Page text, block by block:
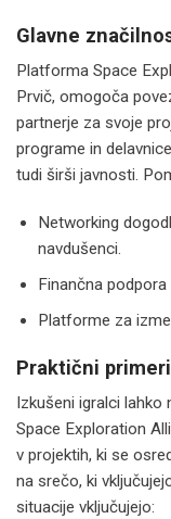
Glavne
Platforma Space
Prvič, omogoča
partnerje za svoje
programe in
tudi širši javnosti.
Networking
navdušenci.
Finančna
Platforme za
Praktični
Izkušeni igralci lahko
Space Exploration
v projektih, ki se
na srečo, ki
situacije vključujejo: